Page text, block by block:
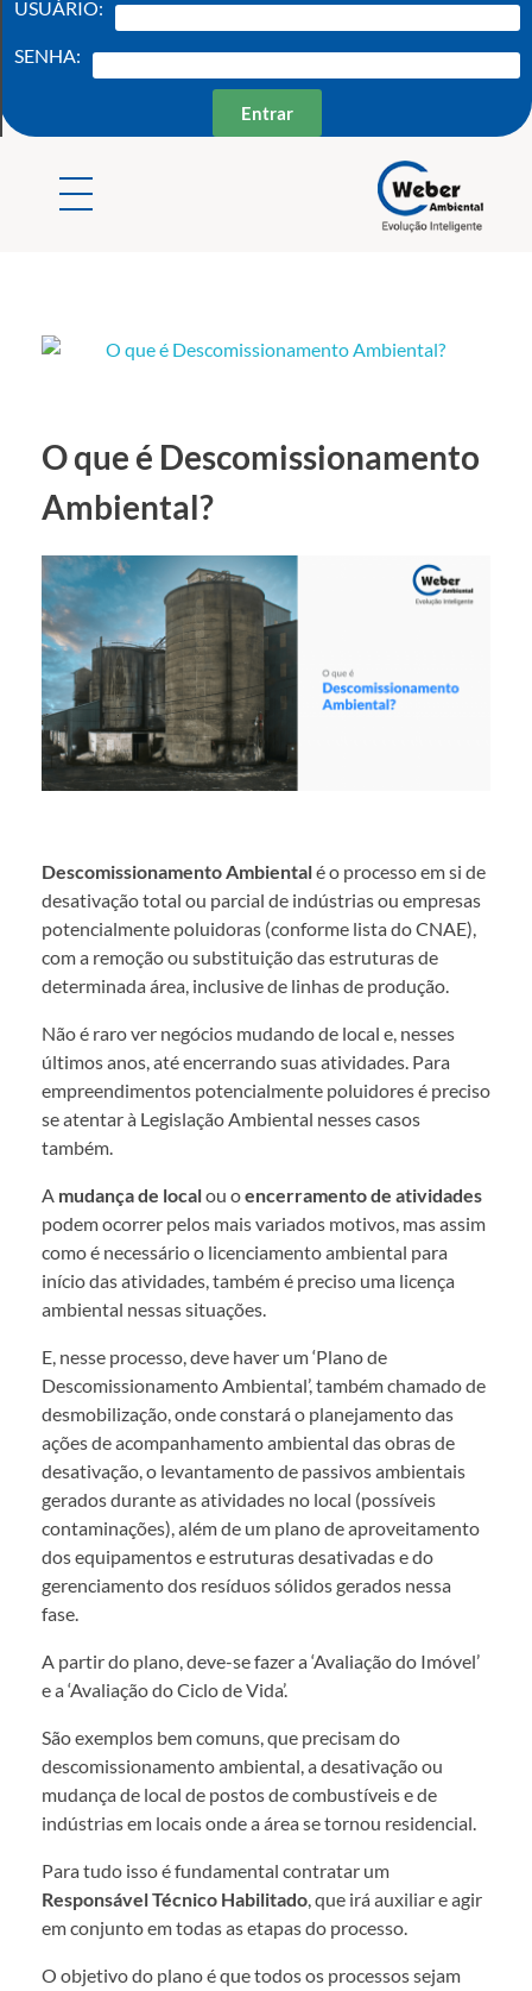
USUÁRIO:
SENHA:
Entrar
O que é Descomissionamento
Ambiental?
Descomissionamento Ambientalé o processo em si de
desativação total ou parcial de indústrias ou empresas
potencialmente poluidoras (conforme lista do CNAE),
com a remoção ou substituição das estruturas de
determinada área, inclusive de linhas de produção.
Não é raro ver negócios mudando de local e, nesses
últimos anos, até encerrando suas atividades. Para
empreendimentos potencialmente poluidores é preciso
se atentar à Legislação Ambiental nesses casos
também.
A mudança de localou oencerramento de atividades
podem ocorrer pelos mais variados motivos, mas assim
como é necessário o licenciamento ambiental para
início das atividades, também é preciso uma licença
ambiental nessas situações.
E, nesse processo, deve haver um ‘Plano de
Descomissionamento Ambiental’, também chamado de
desmobilização, onde constará o planejamento das
ações de acompanhamento ambiental das obras de
desativação, o levantamento de passivos ambientais
gerados durante as atividades no local (possíveis
contaminações), além de um plano de aproveitamento
dos equipamentos e estruturas desativadas e do
gerenciamento dos resíduos sólidos gerados nessa
fase.
A partir do plano, deve-se fazer a ‘Avaliação do Imóvel’
e a ‘Avaliação do Ciclo de Vida’.
São exemplos bem comuns, que precisam do
descomissionamento ambiental, a desativação ou
mudança de local de postos de combustíveis e de
indústrias em locais onde a área se tornou residencial.
Para tudo isso é fundamental contratar um
Responsável Técnico Habilitado, que irá auxiliar e agir
em conjunto em todas as etapas do processo.
O objetivo do plano é que todos os processos sejam